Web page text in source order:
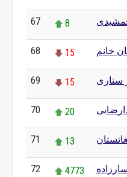
67 8
68 15 خانم
69 15 ستاری
70 20
71 13
72 4773